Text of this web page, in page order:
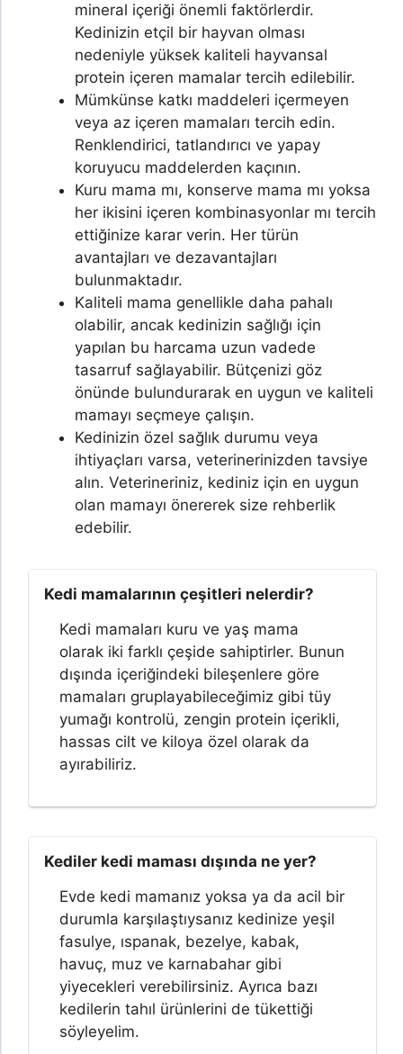
mineral içeriği önemli faktörlerdir.
Kedinizin etçil bir hayvan olması
nedeniyle yüksek kaliteli hayvansal
protein içeren mamalar tercih edilebilir.
Mümkünse katkı maddeleri içermeyen
veya az içeren mamaları tercih edin.
Renklendirici, tatlandırıcı ve yapay
koruyucu maddelerden kaçının.
Kuru mama mı, konserve mama mı yoksa
her ikisini içeren kombinasyonlar mı tercih
ettiğinize karar verin. Her türün
avantajları ve dezavantajları
bulunmaktadır.
Kaliteli mama genellikle daha pahalı
olabilir, ancak kedinizin sağlığı için
yapılan bu harcama uzun vadede
tasarruf sağlayabilir. Bütçenizi göz
önünde bulundurarak en uygun ve kaliteli
mamayı seçmeye çalışın.
Kedinizin özel sağlık durumu veya
ihtiyaçları varsa, veterinerinizden tavsiye
alın. Veterineriniz, kediniz için en uygun
olan mamayı önererek size rehberlik
edebilir.
Kedi mamalarının çeşitleri nelerdir?
Kedi mamaları kuru ve yaş mama
olarak iki farklı çeşide sahiptirler. Bunun
dışında içeriğindeki bileşenlere göre
mamaları gruplayabileceğimiz gibi tüy
yumağı kontrolü, zengin protein içerikli,
hassas cilt ve kiloya özel olarak da
ayırabiliriz.
Kediler kedi maması dışında ne yer?
Evde kedi mamanız yoksa ya da acil bir
durumla karşılaştıysanız kedinize yeşil
fasulye, ıspanak, bezelye, kabak,
havuç, muz ve karnabahar gibi
yiyecekleri verebilirsiniz. Ayrıca bazı
kedilerin tahıl ürünlerini de tükettiği
söyleyelim.